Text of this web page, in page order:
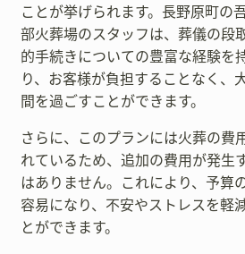
ことが挙げられます。長野原町の
部火葬場のスタッフは、葬儀の段
的手続きについての豊富な経験を
り、お客様が負担することなく、
間を過ごすことができます。
さらに、このプランには火葬の費
れているため、追加の費用が発生
はありません。これにより、予算
容易になり、不安やストレスを軽
とができます。